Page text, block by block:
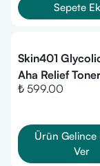
Sepete
Skin401
Aha Relief
₺ 599.00
Ürün Gelince
Ver